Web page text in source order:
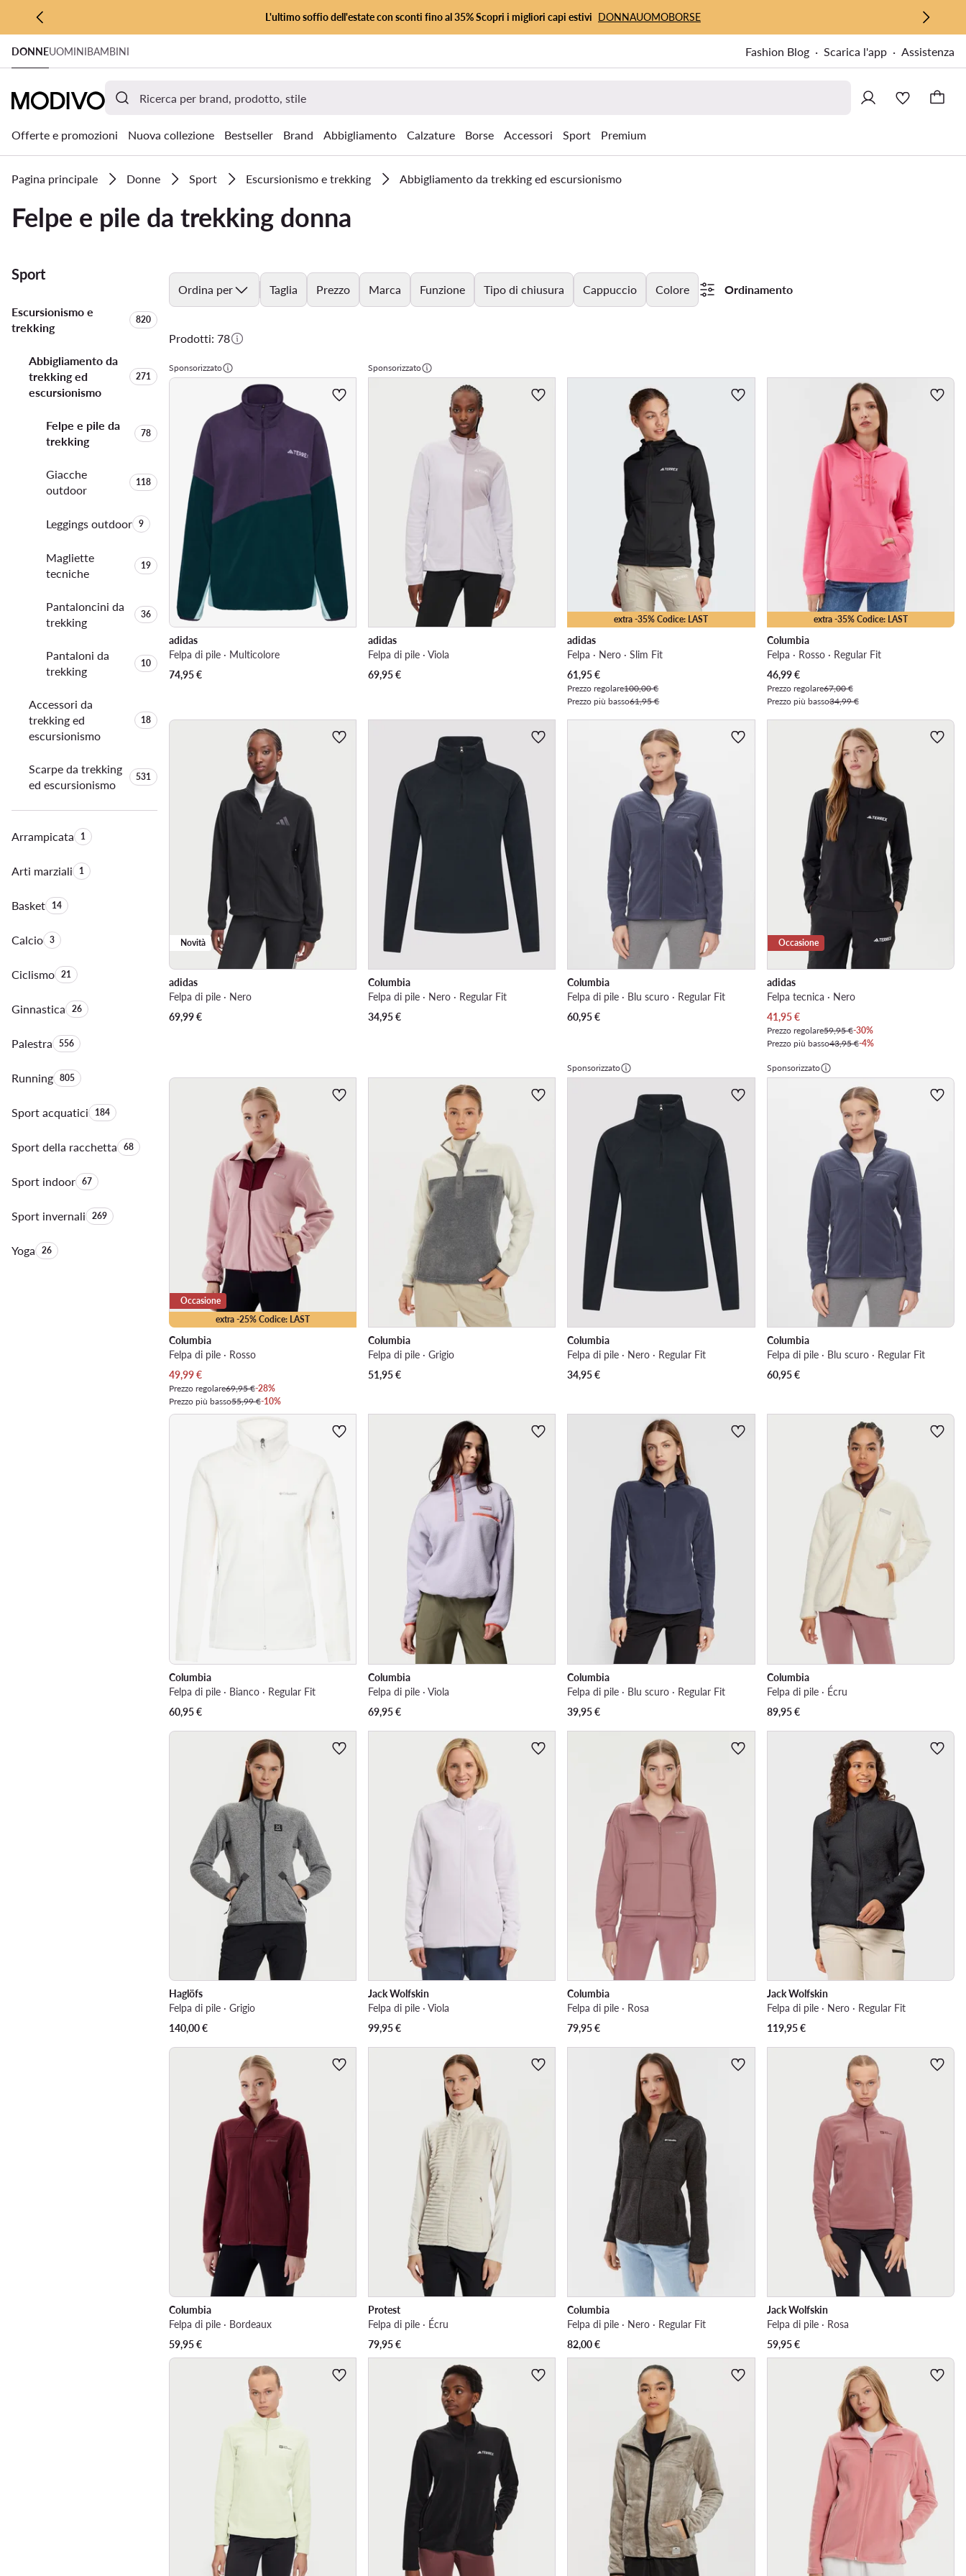
VAI AL CONTENUTO PRINCIPALE
VAI ALLA RICERCA
L'ultimo soffio dell'estate con sconti fino al 35% Scopri i migliori capi estivi DONNAUOMOBORSE
DONNEUOMINIBAMBINI Fashion Blog Scarica l'app Assistenza
Offerte e promozioni Nuova collezione Bestseller Brand Abbigliamento Calzature Borse Accessori Sport Premium
Pagina principale Donne Sport Escursionismo e trekking Abbigliamento da trekking ed escursionismo
Felpe e pile da trekking donna
Sport
Escursionismo e
trekking
Quantità di prodotti:
820
Abbigliamento da
trekking ed
escursionismo
Quantità di prodotti:
271
Felpe e pile da
trekking
Quantità di prodotti:
78
Giacche
outdoor
Quantità di prodotti:
118
Leggings outdoorQuantità di prodotti:
9
Magliette
tecniche
Quantità di prodotti:
19
Pantaloncini da
trekking
Quantità di prodotti:
36
Pantaloni da
trekking
Quantità di prodotti:
10
Accessori da
trekking ed
escursionismo
Quantità di prodotti:
18
Scarpe da trekking
ed escursionismo
Quantità di prodotti:
531
ArrampicataQuantità di prodotti:
1
Arti marzialiQuantità di prodotti:
1
BasketQuantità di prodotti:
14
CalcioQuantità di prodotti:
3
CiclismoQuantità di prodotti:
21
GinnasticaQuantità di prodotti:
26
PalestraQuantità di prodotti:
556
RunningQuantità di prodotti:
805
Sport acquaticiQuantità di prodotti:
184
Sport della racchettaQuantità di prodotti:
68
Sport indoorQuantità di prodotti:
67
Sport invernaliQuantità di prodotti:
269
YogaQuantità di prodotti:
26
Ordina per Taglia Prezzo Marca Funzione Tipo di chiusura Cappuccio Colore Ordinamento
Prodotti: 78
Sponsorizzato
adidas
Felpa di pile · Multicolore
74,95€
Sponsorizzato
adidas
Felpa di pile · Viola
69,95€
extra -35% Codice: LAST
adidas
Felpa · Nero · Slim Fit
Prezzo attuale
61,95€
Prezzo regolare100,00 €
Prezzo più basso61,95 €
extra -35% Codice: LAST
Columbia
Felpa · Rosso · Regular Fit
Prezzo attuale
46,99€
Prezzo regolare67,00 €
Prezzo più basso34,99 €
Novità
adidas
Felpa di pile · Nero
69,99€
Columbia
Felpa di pile · Nero · Regular Fit
34,95€
Columbia
Felpa di pile · Blu scuro · Regular Fit
60,95€
Occasione
adidas
Felpa tecnica · Nero
Prezzo attuale
41,95€
Prezzo regolare59,95 €-30%
Prezzo più basso43,95 €-4%
extra -25% Codice: LAST
Occasione
Columbia
Felpa di pile · Rosso
Prezzo attuale
49,99€
Prezzo regolare69,95 €-28%
Prezzo più basso55,99 €-10%
Columbia
Felpa di pile · Grigio
51,95€
Sponsorizzato
Columbia
Felpa di pile · Nero · Regular Fit
34,95€
Sponsorizzato
Columbia
Felpa di pile · Blu scuro · Regular Fit
60,95€
Columbia
Felpa di pile · Bianco · Regular Fit
60,95€
Columbia
Felpa di pile · Viola
69,95€
Columbia
Felpa di pile · Blu scuro · Regular Fit
39,95€
Columbia
Felpa di pile · Écru
89,95€
Haglöfs
Felpa di pile · Grigio
140,00€
Jack Wolfskin
Felpa di pile · Viola
99,95€
Columbia
Felpa di pile · Rosa
79,95€
Jack Wolfskin
Felpa di pile · Nero · Regular Fit
119,95€
Columbia
Felpa di pile · Bordeaux
59,95€
Protest
Felpa di pile · Écru
79,95€
Columbia
Felpa di pile · Nero · Regular Fit
82,00€
Jack Wolfskin
Felpa di pile · Rosa
59,95€